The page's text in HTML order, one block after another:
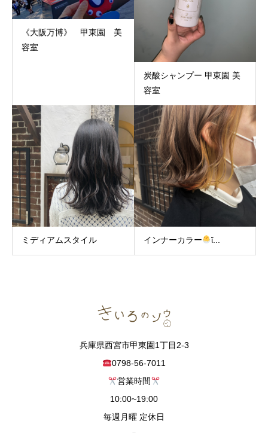
《大阪万博》 甲東園 美
容室
炭酸シャンプー 甲東園 美
容室
ミディアムスタイル インナーカラー ἴ...
兵庫県西宮市甲東園1丁目2-3
0798-56-7011
営業時間
10:00~19:00
毎週月曜 定休日